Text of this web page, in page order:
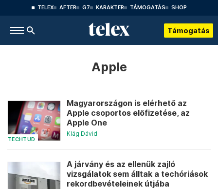
TELEX AFTER G7 KARAKTER TÁMOGATÁS SHOP
Támogatás
Apple
TECHTUD
Magyarországon is elérhető az
Apple csoportos előfizetése, az
Apple One
Klág Dávid
A járvány és az ellenük zajló
vizsgálatok sem álltak a techóriások
rekordbevételeinek útjába